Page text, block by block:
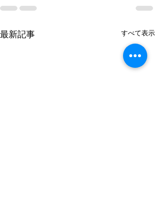
最新記事 すべて表示